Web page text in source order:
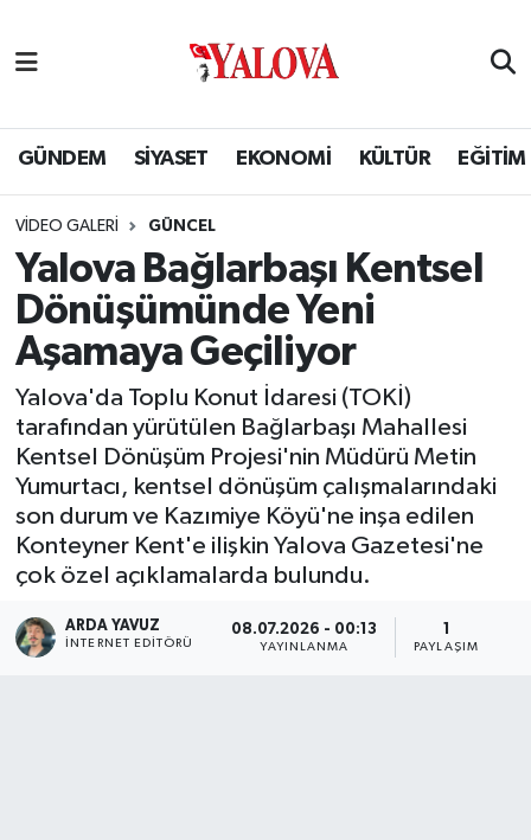
GÜNDEM SİYASET EKONOMİ KÜLTÜR EĞİTİM
VIDEO GALERI GÜNCEL
Yalova Bağlarbaşı Kentsel
Dönüşümünde Yeni
Aşamaya Geçiliyor
Yalova'da Toplu Konut İdaresi (TOKİ)
tarafından yürütülen Bağlarbaşı Mahallesi
Kentsel Dönüşüm Projesi'nin Müdürü Metin
Yumurtacı, kentsel dönüşüm çalışmalarındaki
son durum ve Kazımiye Köyü'ne inşa edilen
Konteyner Kent'e ilişkin Yalova Gazetesi'ne
çok özel açıklamalarda bulundu.
ARDA YAVUZ
İNTERNET EDITÖRÜ
08.07.2026 - 00:13
YAYINLANMA
1
PAYLAŞIM
SİYASET
KÜLTÜR
EĞİTİM
BİLİM VE TEKNOLOJİ
ASAYİŞ
SAĞLIK
SPOR
ULUSAL
Yalova Nöbetçi Eczaneler
Yalova Hava Durumu
Yalova Trafik Yoğunluk Haritası
Puan Durumu ve Fikstür
Tüm Manşetler
Son Dakika Haberleri
Haber Arşivi